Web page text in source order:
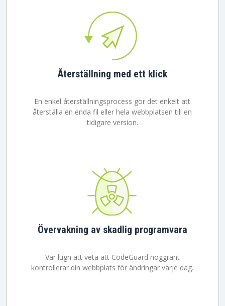
Återställning med ett klick
En enkel återställningsprocess gör det enkelt att
återställa en enda fil eller hela webbplatsen till en
tidigare version.
Övervakning av skadlig programvara
Var lugn att veta att CodeGuard noggrant
kontrollerar din webbplats för ändringar varje dag.